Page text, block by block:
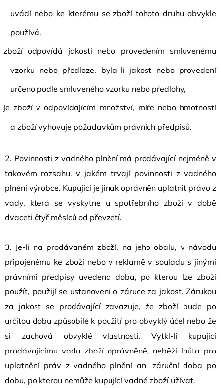
uvádí nebo ke kterému se zboží tohoto druhu obvykle
používá,
zboží odpovídá jakostí nebo provedením smluvenému
vzorku nebo předloze, byla-li jakost nebo provedení
určeno podle smluveného vzorku nebo předlohy,
je zboží v odpovídajícím množství, míře nebo hmotnosti
a zboží vyhovuje požadavkům právních předpisů.
2. Povinnosti z vadného plnění má prodávající nejméně v
takovém rozsahu, v jakém trvají povinnosti z vadného
plnění výrobce. Kupující je jinak oprávněn uplatnit právo z
vady, která se vyskytne u spotřebního zboží v době
dvaceti čtyř měsíců od převzetí.
3. Je-li na prodávaném zboží, na jeho obalu, v návodu
připojenému ke zboží nebo v reklamě v souladu s jinými
právními předpisy uvedena doba, po kterou lze zboží
použít, použijí se ustanovení o záruce za jakost. Zárukou
za jakost se prodávající zavazuje, že zboží bude po
určitou dobu způsobilé k použití pro obvyklý účel nebo že
si zachová obvyklé vlastnosti. Vytkl-li kupující
prodávajícímu vadu zboží oprávněně, neběží lhůta pro
uplatnění práv z vadného plnění ani záruční doba po
dobu, po kterou nemůže kupující vadné zboží užívat.